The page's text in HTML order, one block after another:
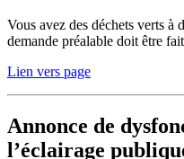
Vous avez des déchets verts à
demande préalable doit être
Lien vers page
Annonce de
l’éclairage